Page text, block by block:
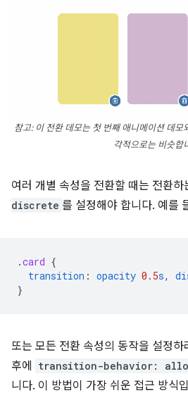
참고: 이 전환 데모는 첫 번째 애니메이션 데
각적으로는 비슷합
여러 개별 속성을 전환할 때는 전환하
discrete 를 설정해야 합니다. 예를
.card {
transition : opacity 0.5s,
}
또는 모든 전환 속성의 동작을 설정하
후에
transition-behavior:
니다. 이 방법이 가장 쉬운 접근 방식